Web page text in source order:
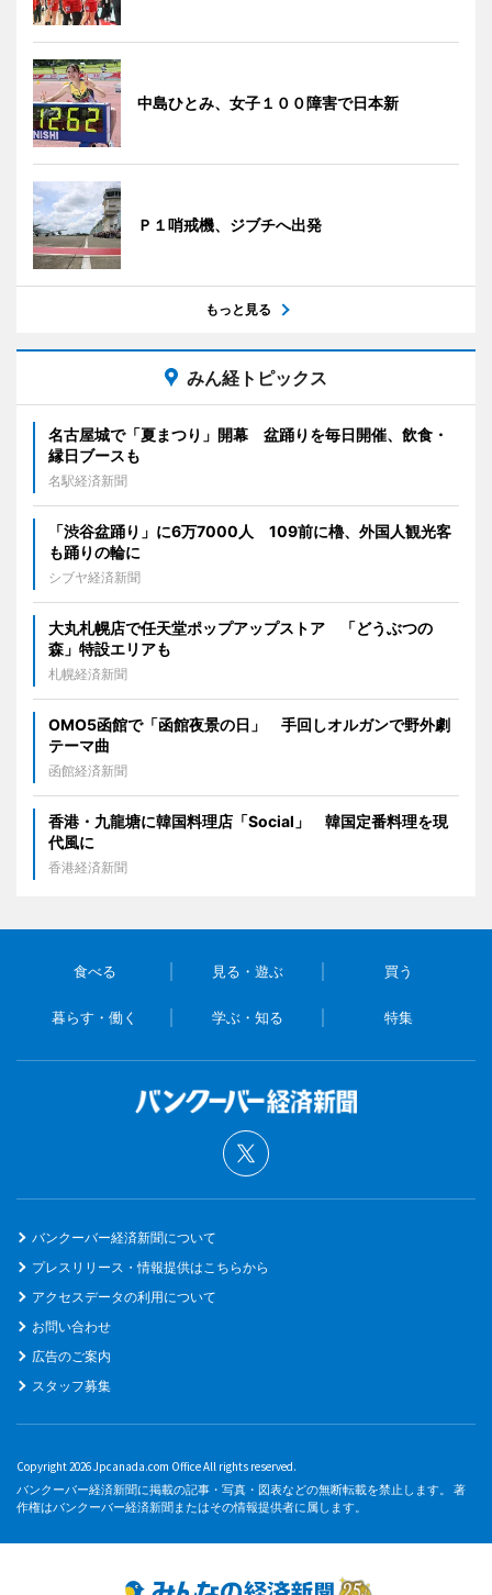
中島ひとみ、女子１００障害で日本新
Ｐ１哨戒機、ジブチへ出発
もっと見る
みん経トピックス
名古屋城で「夏まつり」開幕 盆踊りを毎日開催、飲食・
縁日ブースも
名駅経済新聞
「渋谷盆踊り」に6万7000人 109前に櫓、外国人観光客
も踊りの輪に
シブヤ経済新聞
大丸札幌店で任天堂ポップアップストア 「どうぶつの
森」特設エリアも
札幌経済新聞
OMO5函館で「函館夜景の日」 手回しオルガンで野外劇
テーマ曲
函館経済新聞
香港・九龍塘に韓国料理店「Social」 韓国定番料理を現
代風に
香港経済新聞
食べる 見る・遊ぶ 買う
暮らす・働く 学ぶ・知る 特集
バンクーバー経済新聞について
プレスリリース・情報提供はこちらから
アクセスデータの利用について
お問い合わせ
広告のご案内
スタッフ募集
Copyright 2026 Jpcanada.com Office All rights reserved.
バンクーバー経済新聞に掲載の記事・写真・図表などの無断転載を禁止します。 著
作権はバンクーバー経済新聞またはその情報提供者に属します。